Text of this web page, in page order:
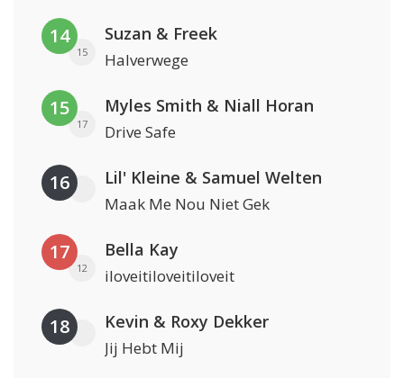
14
15
Suzan & Freek
Halverwege
15
17
Myles Smith & Niall Horan
Drive Safe
16 Lil' Kleine & Samuel Welten
Maak Me Nou Niet Gek
17
12
Bella Kay
iloveitiloveitiloveit
18 Kevin & Roxy Dekker
Jij Hebt Mij